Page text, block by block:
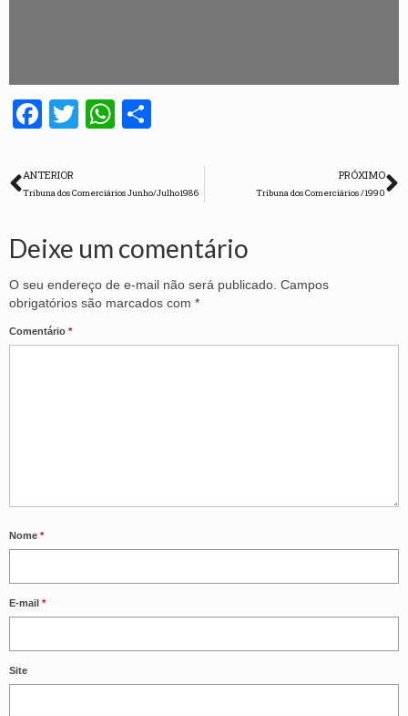
Facebook
TwitterWhatsApp
ANTERIOR
Tribuna dos Comerciários Junho/Julho1986
PRÓXIMO
Tribuna dos Comerciários /1990
Deixe um comentário
O seu endereço de e-mail não será publicado. Campos
obrigatórios são marcados com *
Comentário *
Nome *
E-mail *
Site